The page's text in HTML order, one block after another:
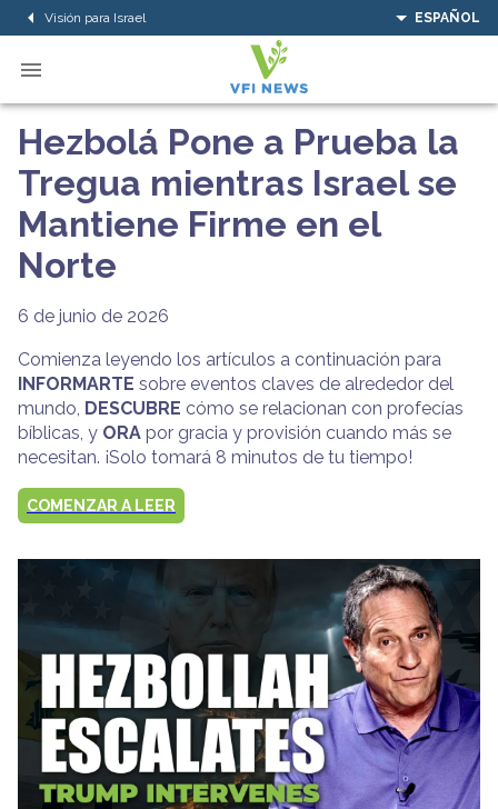
Visión para Israel ESPAÑOL
Hezbolá Pone a Prueba la
Tregua mientras Israel se
Mantiene Firme en el
Norte
6 de junio de 2026
Comienza leyendo los artículos a continuación para
INFORMARTE sobre eventos claves de alrededor del
mundo, DESCUBRE cómo se relacionan con profecías
bíblicas, y ORA por gracia y provisión cuando más se
necesitan. ¡Solo tomará 8 minutos de tu tiempo!
COMENZAR A LEER